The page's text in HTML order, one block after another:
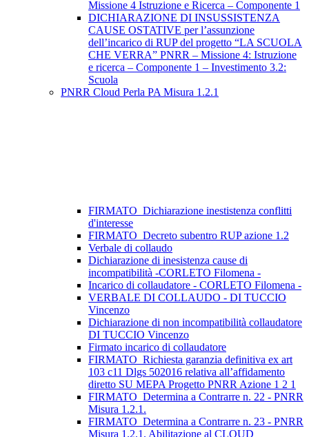
Missione 4 Istruzione e Ricerca – Componente 1
DICHIARAZIONE DI INSUSSISTENZA
CAUSE OSTATIVE per l’assunzione
dell’incarico di RUP del progetto “LA SCUOLA
CHE VERRA” PNRR – Missione 4: Istruzione
e ricerca – Componente 1 – Investimento 3.2:
Scuola
PNRR Cloud Perla PA Misura 1.2.1
FIRMATO_Dichiarazione inestistenza conflitti
d'interesse
FIRMATO_Decreto subentro RUP azione 1.2
Verbale di collaudo
Dichiarazione di inesistenza cause di
incompatibilità -CORLETO Filomena -
Incarico di collaudatore - CORLETO Filomena -
VERBALE DI COLLAUDO - DI TUCCIO
Vincenzo
Dichiarazione di non incompatibilità collaudatore
DI TUCCIO Vincenzo
Firmato incarico di collaudatore
FIRMATO_Richiesta garanzia definitiva ex art
103 c11 Dlgs 502016 relativa all’affidamento
diretto SU MEPA Progetto PNRR Azione 1 2 1
FIRMATO_Determina a Contrarre n. 22 - PNRR
Misura 1.2.1.
FIRMATO_Determina a Contrarre n. 23 - PNRR
Misura 1.2.1. Abilitazione al CLOUD